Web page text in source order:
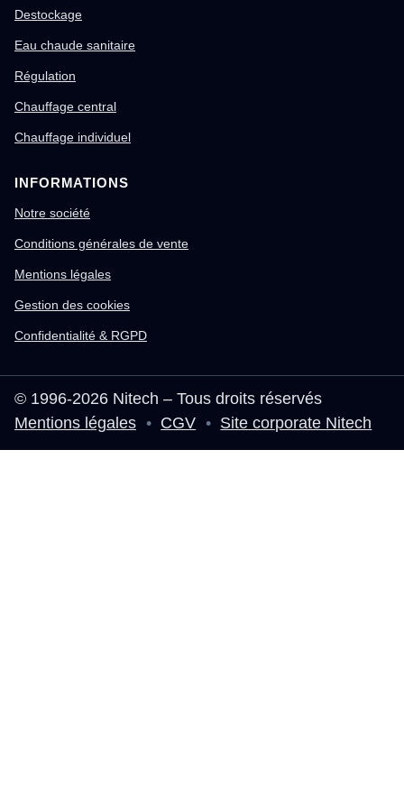
Destockage
Eau chaude sanitaire
Régulation
Chauffage central
Chauffage individuel
INFORMATIONS
Notre société
Conditions générales de vente
Mentions légales
Gestion des cookies
Confidentialité & RGPD
© 1996-2026 Nitech – Tous droits réservés
Mentions légales • CGV • Site corporate Nitech